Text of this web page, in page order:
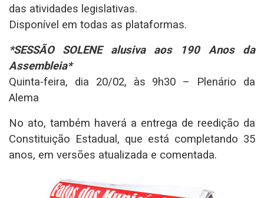
das atividades legislativas.
Disponível em todas as plataformas.
*SESSÃO SOLENE alusiva aos 190 Anos da
Assembleia*
Quinta-feira, dia 20/02, às 9h30 – Plenário da
Alema
No ato, também haverá a entrega de reedição da
Constituição Estadual, que está completando 35
anos, em versões atualizada e comentada.